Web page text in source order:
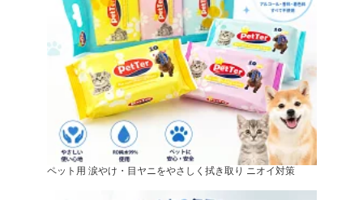
ペット用 涙やけ・目ヤニをやさしく拭き取り ニオイ対策